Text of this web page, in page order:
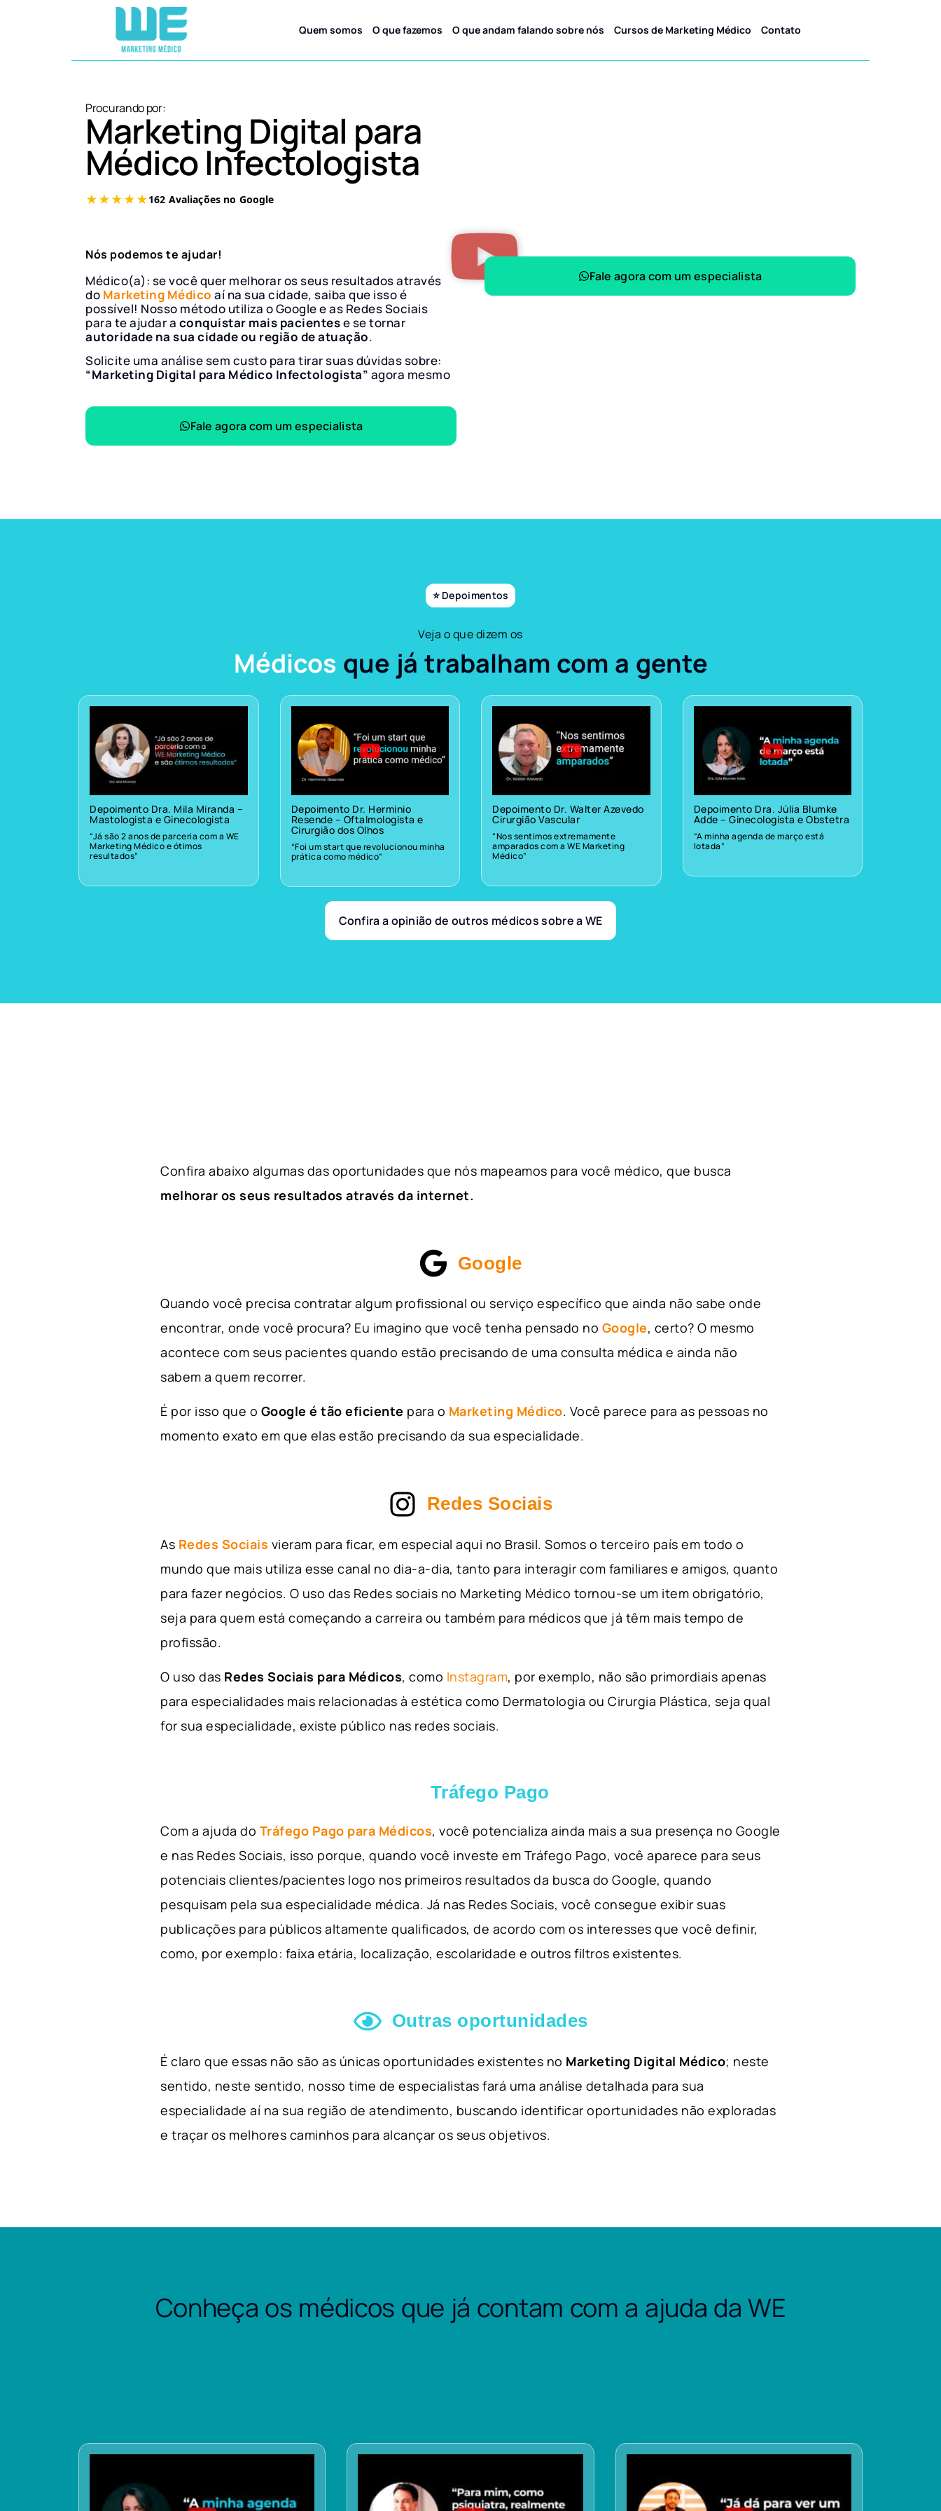
Quem somos O que fazemos O que andam falando sobre nós Cursos de Marketing Médico Contato
Procurando por:
Marketing Digital para
Médico Infectologista
Nós podemos te ajudar!
Médico(a): se você quer melhorar os seus resultados através
do Marketing Médico aí na sua cidade, saiba que isso é
possível! Nosso método utiliza o Google e as Redes Sociais
para te ajudar a conquistar mais pacientese se tornar
autoridade na sua cidade ou região de atuação.
Solicite uma análise sem custo para tirar suas dúvidas sobre:
“Marketing Digital para Médico Infectologista” agora mesmo
Fale agora com um especialista
Fale agora com um especialista
⭐ Depoimentos
Veja o que dizem os
Médicos que já trabalham com a gente
Depoimento Dra. Mila Miranda –
Mastologista e Ginecologista
“Já são 2 anos de parceria com a WE
Marketing Médico e ótimos
resultados”
Depoimento Dr. Herminio
Resende – Oftalmologista e
Cirurgião dos Olhos
“Foi um start que revolucionou minha
prática como médico”
Depoimento Dr. Walter Azevedo
Cirurgião Vascular
“Nos sentimos extremamente
amparados com a WE Marketing
Médico”
Depoimento Dra. Júlia Blumke
Adde – Ginecologista e Obstetra
“A minha agenda de março está
lotada”
Confira a opinião de outros médicos sobre a WE
Confira abaixo algumas das oportunidades que nós mapeamos para você médico, que busca
melhorar os seus resultados através da internet.
Google
Quando você precisa contratar algum profissional ou serviço específico que ainda não sabe onde
encontrar, onde você procura? Eu imagino que você tenha pensado no Google, certo? O mesmo
acontece com seus pacientes quando estão precisando de uma consulta médica e ainda não
sabem a quem recorrer.
É por isso que o Google é tão eficiente para o Marketing Médico. Você parece para as pessoas no
momento exato em que elas estão precisando da sua especialidade.
Redes Sociais
As Redes Sociais vieram para ficar, em especial aqui no Brasil. Somos o terceiro país em todo o
mundo que mais utiliza esse canal no dia-a-dia, tanto para interagir com familiares e amigos, quanto
para fazer negócios. O uso das Redes sociais no Marketing Médico tornou-se um item obrigatório,
seja para quem está começando a carreira ou também para médicos que já têm mais tempo de
profissão.
O uso das Redes Sociais para Médicos, como Instagram, por exemplo, não são primordiais apenas
para especialidades mais relacionadas à estética como Dermatologia ou Cirurgia Plástica, seja qual
for sua especialidade, existe público nas redes sociais.
Tráfego Pago
Com a ajuda do Tráfego Pago para Médicos, você potencializa ainda mais a sua presença no Google
e nas Redes Sociais, isso porque, quando você investe em Tráfego Pago, você aparece para seus
potenciais clientes/pacientes logo nos primeiros resultados da busca do Google, quando
pesquisam pela sua especialidade médica. Já nas Redes Sociais, você consegue exibir suas
publicações para públicos altamente qualificados, de acordo com os interesses que você definir,
como, por exemplo: faixa etária, localização, escolaridade e outros filtros existentes.
Outras oportunidades
É claro que essas não são as únicas oportunidades existentes no Marketing Digital Médico; neste
sentido, neste sentido, nosso time de especialistas fará uma análise detalhada para sua
especialidade aí na sua região de atendimento, buscando identificar oportunidades não exploradas
e traçar os melhores caminhos para alcançar os seus objetivos.
Conheça os médicos que já contam com a ajuda da WE